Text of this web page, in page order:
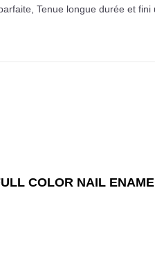
Tenue longue durée et
COLOR NAIL